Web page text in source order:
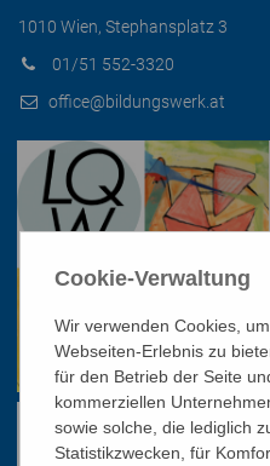
1010 Wien, Stephansplatz 3
01/51 552-3320
office@bildungswerk.at
Cookie-Verwaltung
Wir verwenden Cookies,
Webseiten-Erlebnis zu
für den Betrieb der Seite
kommerziellen
sowie solche, die lediglich
Statistikzwecken, für